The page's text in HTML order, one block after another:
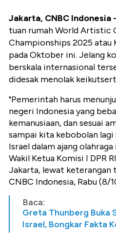
Jakarta, CNBC Indonesia -
tuan rumah World Artistic
Championships 2025 atau
pada Oktober ini. Jelang
berskala internasional
didesak menolak
"Pemerintah harus
negeri Indonesia yang
kemanusiaan, dan sesuai
sampai kita kebobolan
Israel dalam ajang
Wakil Ketua Komisi I DPR
Jakarta, lewat
CNBC Indonesia, Rabu (8/
Baca:
Greta Thunberg Buka
Israel, Bongkar Fakta